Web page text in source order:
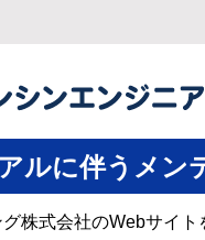
ルに伴うメン
株式会社のWebサイ